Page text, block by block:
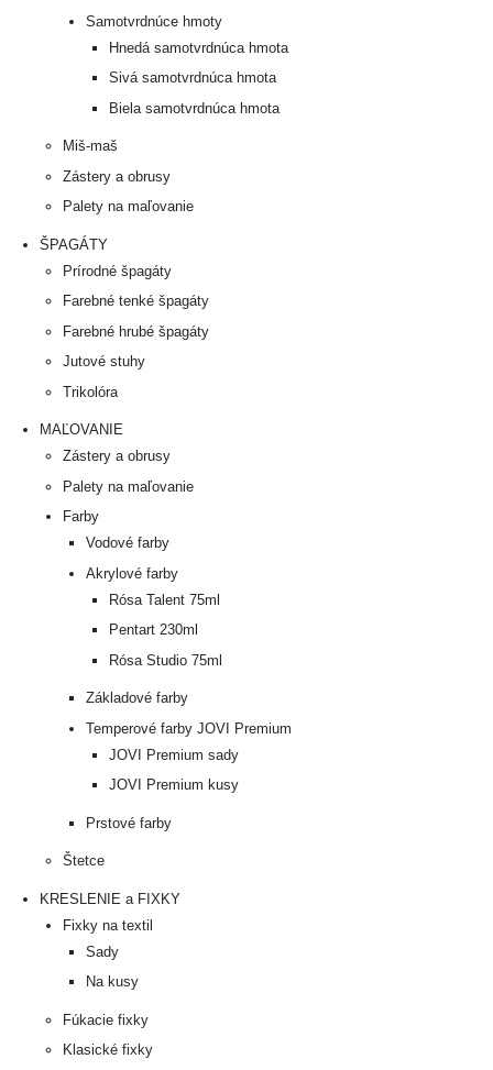
Samotvrdnúce hmoty
Hnedá samotvrdnúca hmota
Sivá samotvrdnúca hmota
Biela samotvrdnúca hmota
Miš-maš
Zástery a obrusy
Palety na maľovanie
ŠPAGÁTY
Prírodné špagáty
Farebné tenké špagáty
Farebné hrubé špagáty
Jutové stuhy
Trikolóra
MAĽOVANIE
Zástery a obrusy
Palety na maľovanie
Farby
Vodové farby
Akrylové farby
Rósa Talent 75ml
Pentart 230ml
Rósa Studio 75ml
Základové farby
Temperové farby JOVI Premium
JOVI Premium sady
JOVI Premium kusy
Prstové farby
Štetce
KRESLENIE a FIXKY
Fixky na textil
Sady
Na kusy
Fúkacie fixky
Klasické fixky